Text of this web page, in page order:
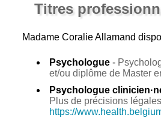
Titres
Madame Coralie Allamand
Psychologue-
et/ou diplôme de Master
Psychologue
Plus de précisions
https://